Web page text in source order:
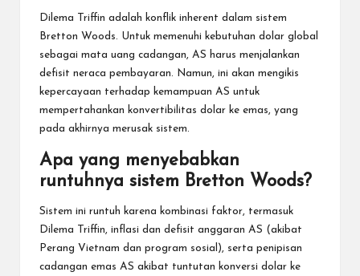
Dilema Triffin adalah konflik inherent dalam sistem
Bretton Woods. Untuk memenuhi kebutuhan dolar global
sebagai mata uang cadangan, AS harus menjalankan
defisit neraca pembayaran. Namun, ini akan mengikis
kepercayaan terhadap kemampuan AS untuk
mempertahankan konvertibilitas dolar ke emas, yang
pada akhirnya merusak sistem.
Apa yang menyebabkan
runtuhnya sistem Bretton Woods?
Sistem ini runtuh karena kombinasi faktor, termasuk
Dilema Triffin, inflasi dan defisit anggaran AS (akibat
Perang Vietnam dan program sosial), serta penipisan
cadangan emas AS akibat tuntutan konversi dolar ke